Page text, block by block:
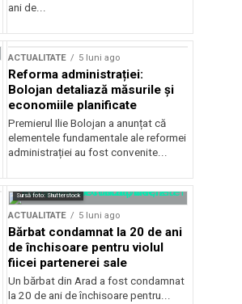
ani de...
ACTUALITATE 5 luni ago
Reforma administrației:
Bolojan detaliază măsurile și
economiile planificate
Premierul Ilie Bolojan a anunțat că
elementele fundamentale ale reformei
administrației au fost convenite...
Sursă foto: Shutterstock
ACTUALITATE 5 luni ago
Bărbat condamnat la 20 de ani
de închisoare pentru violul
fiicei partenerei sale
Un bărbat din Arad a fost condamnat
la 20 de ani de închisoare pentru...